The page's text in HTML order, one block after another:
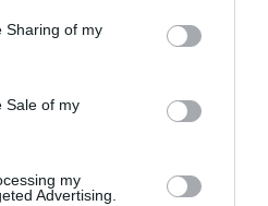
Sharing of my
Sale of my
my
Advertising.